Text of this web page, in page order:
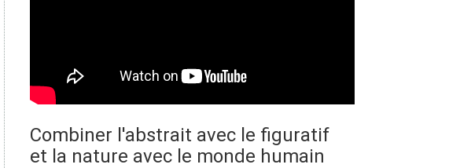
Combiner l'abstrait avec le figuratif
et la nature avec le monde humain